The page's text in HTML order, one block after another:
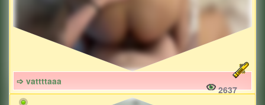
➩ vattttaaa
2637